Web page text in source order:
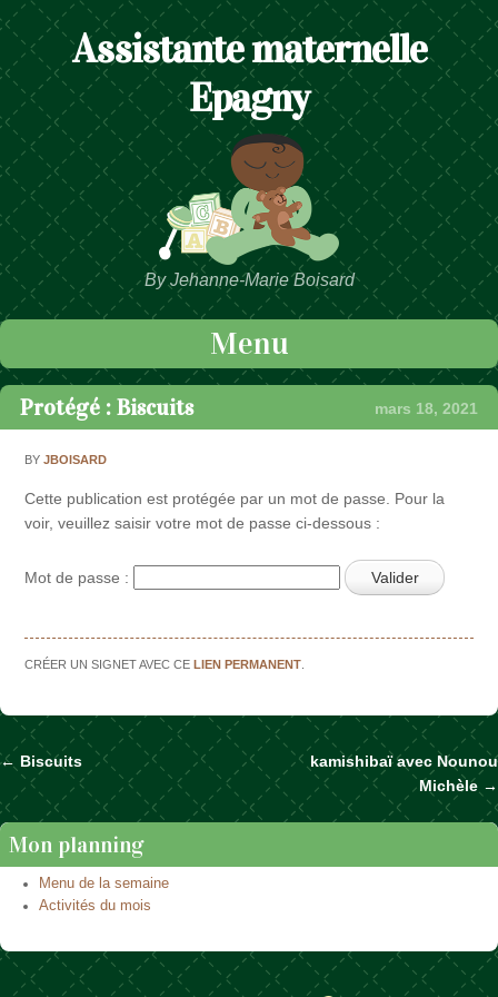
Assistante maternelle
Epagny
By Jehanne-Marie Boisard
Menu
Passer au contenu
Protégé : Biscuits mars 18, 2021
BYJBOISARD
Cette publication est protégée par un mot de passe. Pour la
voir, veuillez saisir votre mot de passe ci-dessous :
Mot de passe :
CRÉER UN SIGNET AVEC CELIEN PERMANENT
Naviguer dans les articles
← Biscuits
kamishibaï avec Nounou
Michèle →
Mon planning
Menu de la semaine
Activités du mois